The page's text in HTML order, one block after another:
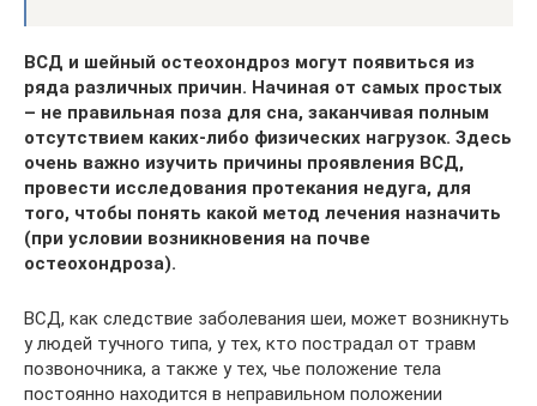
ВСД и шейный остеохондроз могут появиться из
ряда различных причин. Начиная от самых простых
– не правильная поза для сна, заканчивая полным
отсутствием каких-либо физических нагрузок. Здесь
очень важно изучить причины проявления ВСД,
провести исследования протекания недуга, для
того, чтобы понять какой метод лечения назначить
(при условии возникновения на почве
остеохондроза).
ВСД, как следствие заболевания шеи, может возникнуть
у людей тучного типа, у тех, кто пострадал от травм
позвоночника, а также у тех, чье положение тела
постоянно находится в неправильном положении